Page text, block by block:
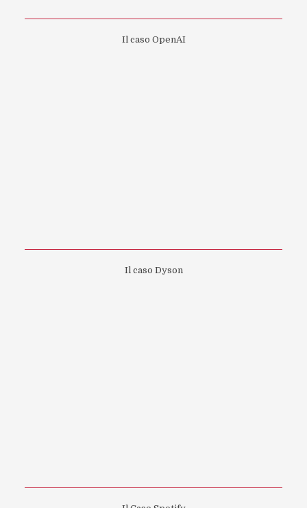
Il caso OpenAI
Il caso Dyson